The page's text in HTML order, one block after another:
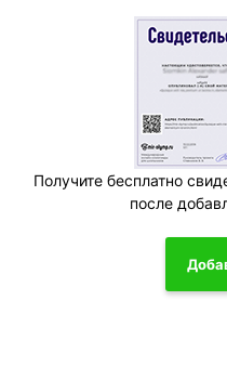
Получите бесплатно
после